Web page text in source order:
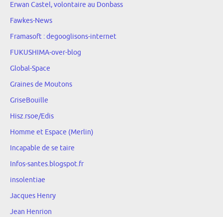
Erwan Castel, volontaire au Donbass
Fawkes-News
Framasoft : degooglisons-internet
FUKUSHIMA-over-blog
Global-Space
Graines de Moutons
GriseBouille
Hisz.rsoe/Edis
Homme et Espace (Merlin)
Incapable de se taire
Infos-santes.blogspot.fr
insolentiae
Jacques Henry
Jean Henrion